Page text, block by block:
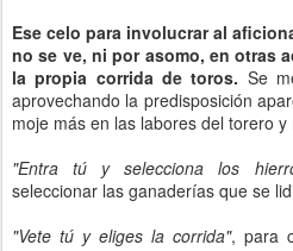
Ese celo para involucrar al
no se ve, ni por asomo, en otras
la propia corrida de toros. Se
aprovechando la predisposición
moje más en las labores del torero
"Entra tú y selecciona los
seleccionar las ganaderías que se
"Vete tú y eliges la corrida", para